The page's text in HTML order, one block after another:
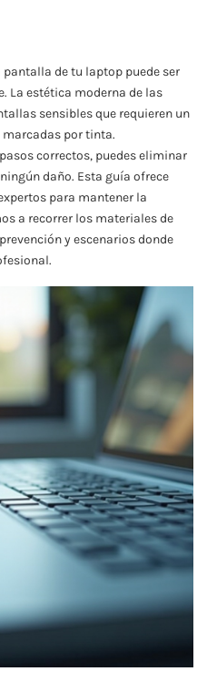
de tu laptop puede ser
La estética moderna de las
sensibles que requieren un
por tinta.
correctos, puedes eliminar
daño. Esta guía ofrece
para mantener la
a recorrer los materiales de
y escenarios donde